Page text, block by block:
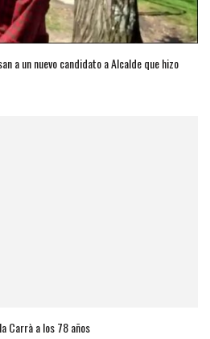
a un nuevo candidato a Alcalde que hizo
Carrà a los 78 años